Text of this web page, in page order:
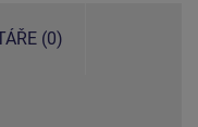
(0)